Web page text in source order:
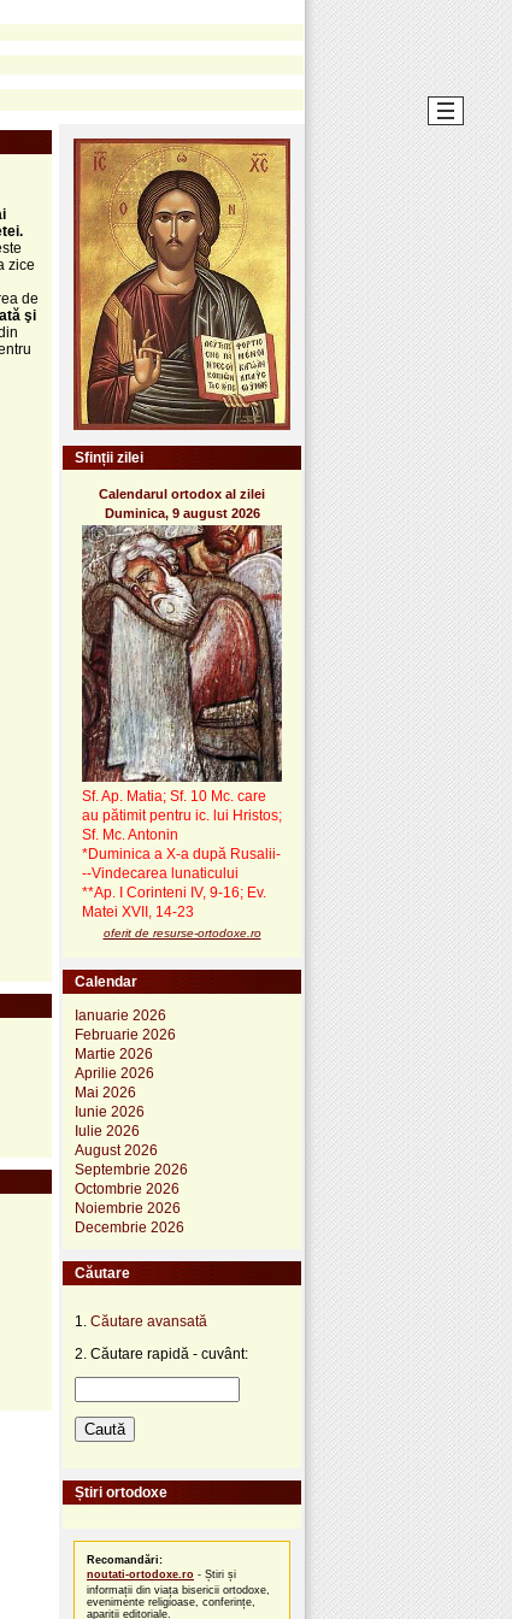
zice
de
şi
Sfinții zilei
Calendarul ortodox al zilei
Duminica, 9 august 2026
Sf. Ap. Matia; Sf. 10 Mc. care
au pătimit pentru ic. lui Hristos;
Sf. Mc. Antonin
*Duminica a X-a după Rusalii-
--Vindecarea lunaticului
**Ap. I Corinteni IV, 9-16; Ev.
Matei XVII, 14-23
oferit de resurse-ortodoxe.ro
Calendar
Ianuarie 2026
Februarie 2026
Martie 2026
Aprilie 2026
Mai 2026
Iunie 2026
Iulie 2026
August 2026
Septembrie 2026
Octombrie 2026
Noiembrie 2026
Decembrie 2026
Căutare
1. Căutare avansată
2. Căutare rapidă - cuvânt:
Știri ortodoxe
Recomandări:
noutati-ortodoxe.ro - Știri și
informații din viața bisericii ortodoxe,
evenimente religioase, conferințe,
apariții editoriale.